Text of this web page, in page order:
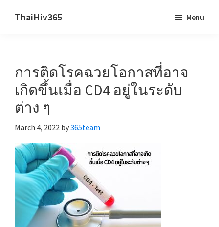
ThaiHiv365
behind.
Menu
การติดโรคฉวยโอกาสที่อาจ
เกิดขึ้นเมื่อ CD4 อยู่ในระดับ
ต่าง ๆ
March 4, 2022 by365team